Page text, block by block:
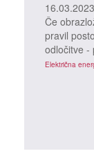
16.03.2023
Če
pravil
odločitve -
Električna